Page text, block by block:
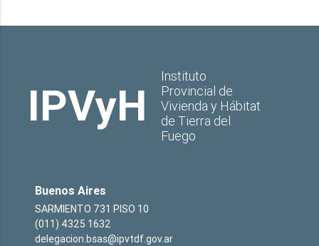
IPVyH
Instituto
Provincial de
Vivienda y Hábitat
de Tierra del
Fuego
Buenos Aires
SARMIENTO 731 PISO 10
(011) 4325 1632
delegacion.bsas@ipvtdf.gov.ar